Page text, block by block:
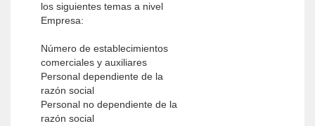
los siguientes temas a nivel
Empresa:
Número de establecimientos
comerciales y auxiliares
Personal dependiente de la
razón social
Personal no dependiente de la
razón social